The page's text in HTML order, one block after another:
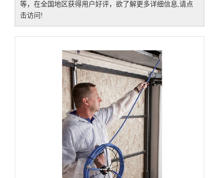
等，在全国地区获得用户好评，欲了解更多详细信息,请点
击访问!